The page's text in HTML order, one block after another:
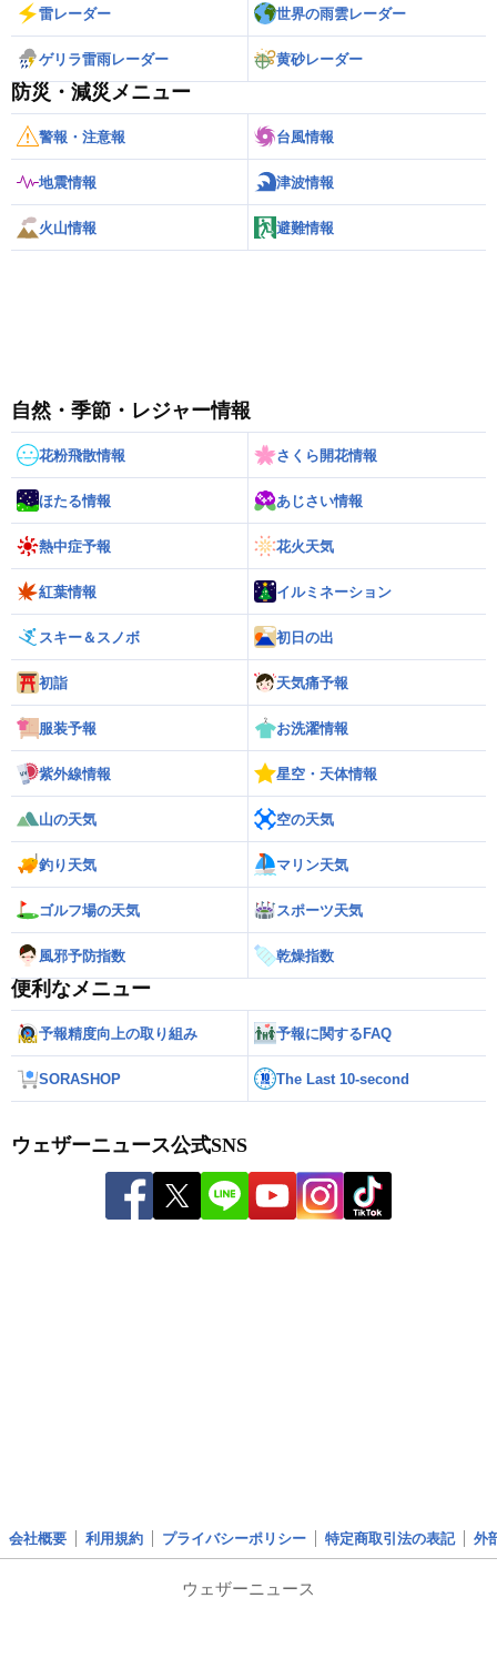
雷レーダー 世界の雨雲レーダー
ゲリラ雷雨レーダー 黄砂レーダー
防災・減災メニュー
警報・注意報 台風情報
地震情報 津波情報
火山情報 避難情報
自然・季節・レジャー情報
花粉飛散情報 さくら開花情報
ほたる情報 あじさい情報
熱中症予報 花火天気
紅葉情報 イルミネーション
スキー＆スノボ 初日の出
初詣 天気痛予報
服装予報 お洗濯情報
紫外線情報 星空・天体情報
山の天気 空の天気
釣り天気 マリン天気
ゴルフ場の天気 スポーツ天気
風邪予防指数 乾燥指数
便利なメニュー
予報精度向上の取り組み 予報に関するFAQ
SORASHOP The Last 10-second
ウェザーニュース公式SNS
会社概要 利用規約 プライバシーポリシー 特定商取引法の表記 外
ウェザーニュース